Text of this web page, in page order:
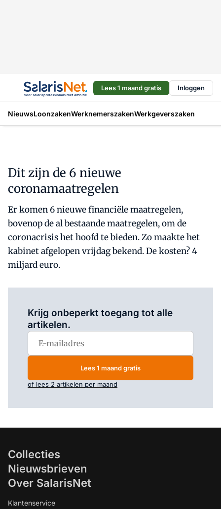
Lees 1 maand gratis Inloggen
NieuwsLoonzakenWerknemerszakenWerkgeverszaken
Dit zijn de 6 nieuwe
coronamaatregelen
Er komen 6 nieuwe financiële maatregelen,
bovenop de al bestaande maatregelen, om de
coronacrisis het hoofd te bieden. Zo maakte het
kabinet afgelopen vrijdag bekend. De kosten? 4
miljard euro.
Krijg onbeperkt toegang tot alle
artikelen.
Lees 1 maand gratis
of lees 2 artikelen per maand
Collecties
Nieuwsbrieven
Over SalarisNet
Klantenservice